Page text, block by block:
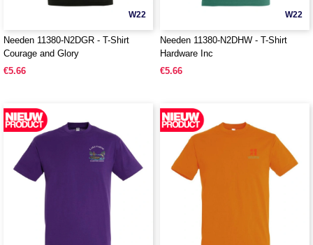
W22
Needen 11380-N2DGR - T-Shirt
Courage and Glory
€5.66
W22
Needen 11380-N2DHW - T-Shirt
Hardware Inc
€5.66